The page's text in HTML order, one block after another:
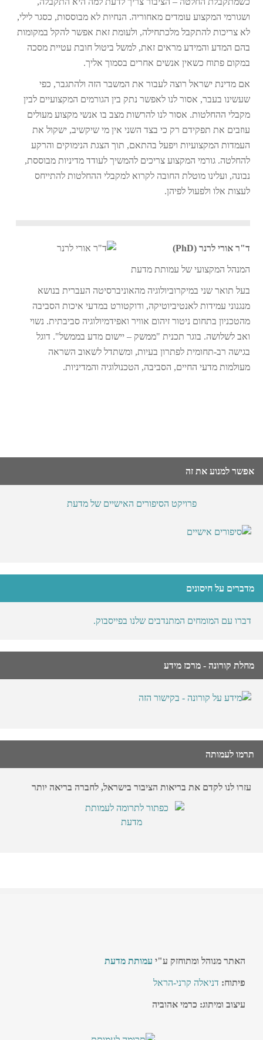
אפשר למנוע את זה
פרויקט הסיפורים האישיים של מדעת
מדברים על חיסונים
דברו עם המומחים המתנדבים שלנו בפייסבוק.
מחלת קורונה - מרכז מידע
תרמו לעמותה
עזרו לנו לקדם את בריאות הציבור בישראל, לחברה בריאה יותר
ושגורמי המקצוע עומדים מאחוריה. הנחיות לא מבוססות, כסגר לילי,
לא צריכות להתקבל מלכתחילה, ולעומת זאת אפשר להקל במקומות
בהם המדע והמידע מראים זאת, למשל ביטול חובת עטיית מסכה
במקום פתוח כשאין אנשים אחרים בסמוך אליך.
אם מדינת ישראל רוצה לעבור את המשבר הזה ולהתגבר, כפי
שעשינו בעבר, אסור לנו לאפשר נתק בין הגורמים המקצועיים לבין
מקבלי ההחלטות. אסור לנו להרשות מצב בו אנשי מקצוע מעולים
עוזבים את תפקידם רק כי בצד השני אין מי שיקשיב, ישקול את
העמדות המקצועיות ויפעל בהתאם, תוך הצגת הנימוקים והרקע
להחלטה. גורמי המקצוע צריכים להמשיך לעודד מדיניות מבוססת,
נבונה, ועלינו מוטלת החובה לקרוא למקבלי ההחלטות להתייחס
לעצות אלו ולפעול לפיהן.
ד"ר אורי לרנר (PhD)
המנהל המקצועי של עמותת מדעת
בעל תואר שני במיקרוביולוגיה מהאוניברסיטה העברית בנושא
מנגנוני עמידות לאנטיביוטיקה, ודוקטורט במדעי איכות הסביבה
מהטכניון בתחום ניטור זיהום אוויר ואפידמיולוגיה סביבתית. נשוי
ואב לשלושה. בוגר תכנית "ממשק – יישום מדע בממשל". דוגל
בגישה רב-תחומית לפתרון בעיות, ומשתדל לשאוב השראה
מעולמות מדעי החיים, הסביבה, הטכנולוגיה והמדיניות.
האתר מנוהל ומתוחזק ע"י עמותת מדעת
פיתוח: דניאלה קרני-הראל
עיצוב ומיתוג: כרמי אהוביה